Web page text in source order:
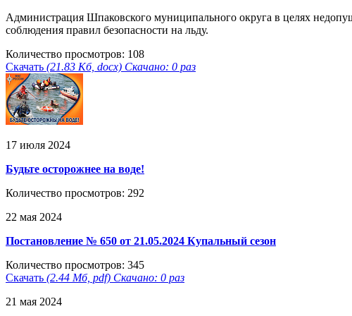
Администрация Шпаковского муниципального округа в целях
соблюдения правил безопасности на льду.
Количество просмотров: 108
Скачать (21.83 Кб, docx) Скачано: 0 раз
17 июля 2024
Будьте осторожнее на воде!
Количество просмотров: 292
22 мая 2024
Постановление № 650 от 21.05.2024 Купальный сезон
Количество просмотров: 345
Скачать (2.44 Мб, pdf) Скачано: 0 раз
21 мая 2024